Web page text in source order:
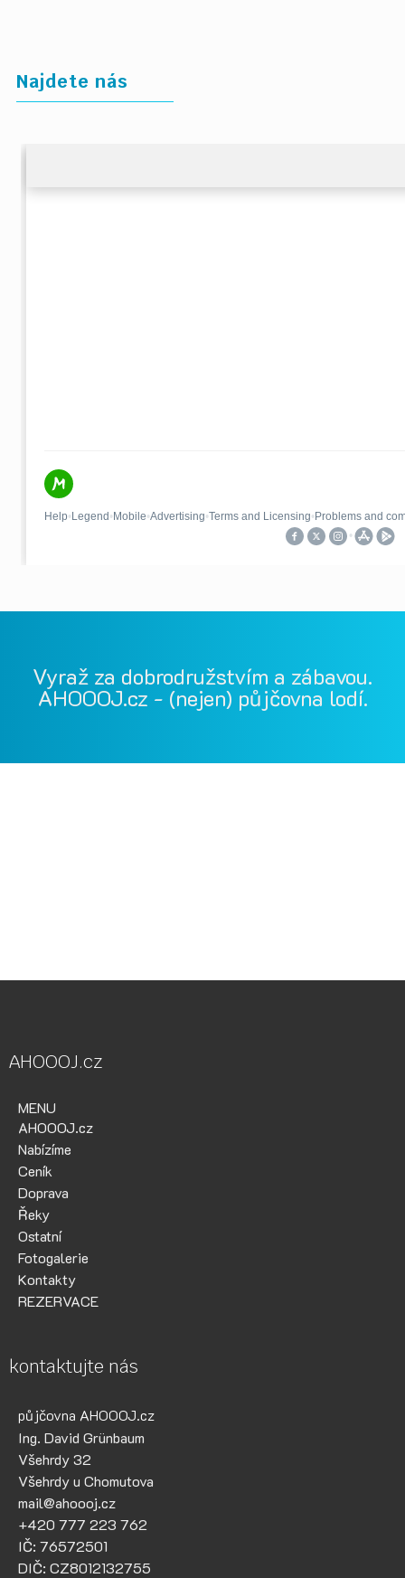
Najdete nás
Vyraž za dobrodružstvím a zábavou.
AHOOOJ.cz - (nejen) půjčovna lodí.
AHOOOJ.cz
MENU
AHOOOJ.cz
Nabízíme
Ceník
Doprava
Řeky
Ostatní
Fotogalerie
Kontakty
REZERVACE
kontaktujte nás
půjčovna AHOOOJ.cz
Ing. David Grünbaum
Všehrdy 32
Všehrdy u Chomutova
mail@ahoooj.cz
+420 777 223 762
IČ: 76572501
DIČ: CZ8012132755